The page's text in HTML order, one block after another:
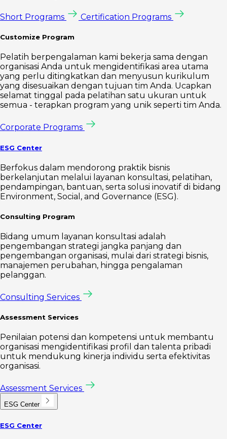
Short Programs Certification Programs
Customize Program
Pelatih berpengalaman kami bekerja sama dengan
organisasi Anda untuk mengidentifikasi area utama
yang perlu ditingkatkan dan menyusun kurikulum
yang disesuaikan dengan tujuan tim Anda. Ucapkan
selamat tinggal pada pelatihan satu ukuran untuk
semua - terapkan program yang unik seperti tim Anda.
Corporate Programs
ESG Center
Berfokus dalam mendorong praktik bisnis
berkelanjutan melalui layanan konsultasi, pelatihan,
pendampingan, bantuan, serta solusi inovatif di bidang
Environment, Social, and Governance (ESG).
Consulting Program
Bidang umum layanan konsultasi adalah
pengembangan strategi jangka panjang dan
pengembangan organisasi, mulai dari strategi bisnis,
manajemen perubahan, hingga pengalaman
pelanggan.
Consulting Services
Assessment Services
Penilaian potensi dan kompetensi untuk membantu
organisasi mengidentifikasi profil dan talenta pribadi
untuk mendukung kinerja individu serta efektivitas
organisasi.
Assessment Services
ESG Center
ESG Center